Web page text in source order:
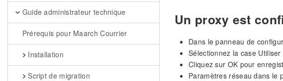
Guide administrateur technique
Prérequis pour Maarch Courrier
Installation
Script de migration
Un proxy est
Dans le panneau de
Sélectionnez la case
Cliquez sur OK pour
Paramètres réseau dans le